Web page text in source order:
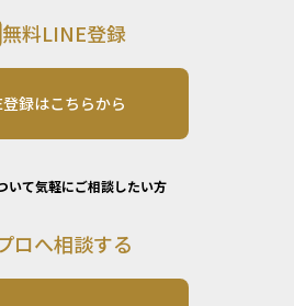
無料LINE登録
登録はこちらから
いて気軽にご相談したい方
ロへ相談する